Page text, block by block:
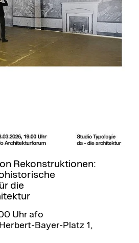
Rekonstruktionen:
die
Uhr afo
Bayer-Platz 1,